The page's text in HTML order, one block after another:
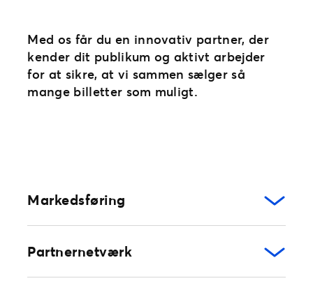
Med os får du en innovativ partner, der
kender dit publikum og aktivt arbejder
for at sikre, at vi sammen sælger så
mange billetter som muligt.
Markedsføring
Boost dit salg
markedsføring
Partnernetværk